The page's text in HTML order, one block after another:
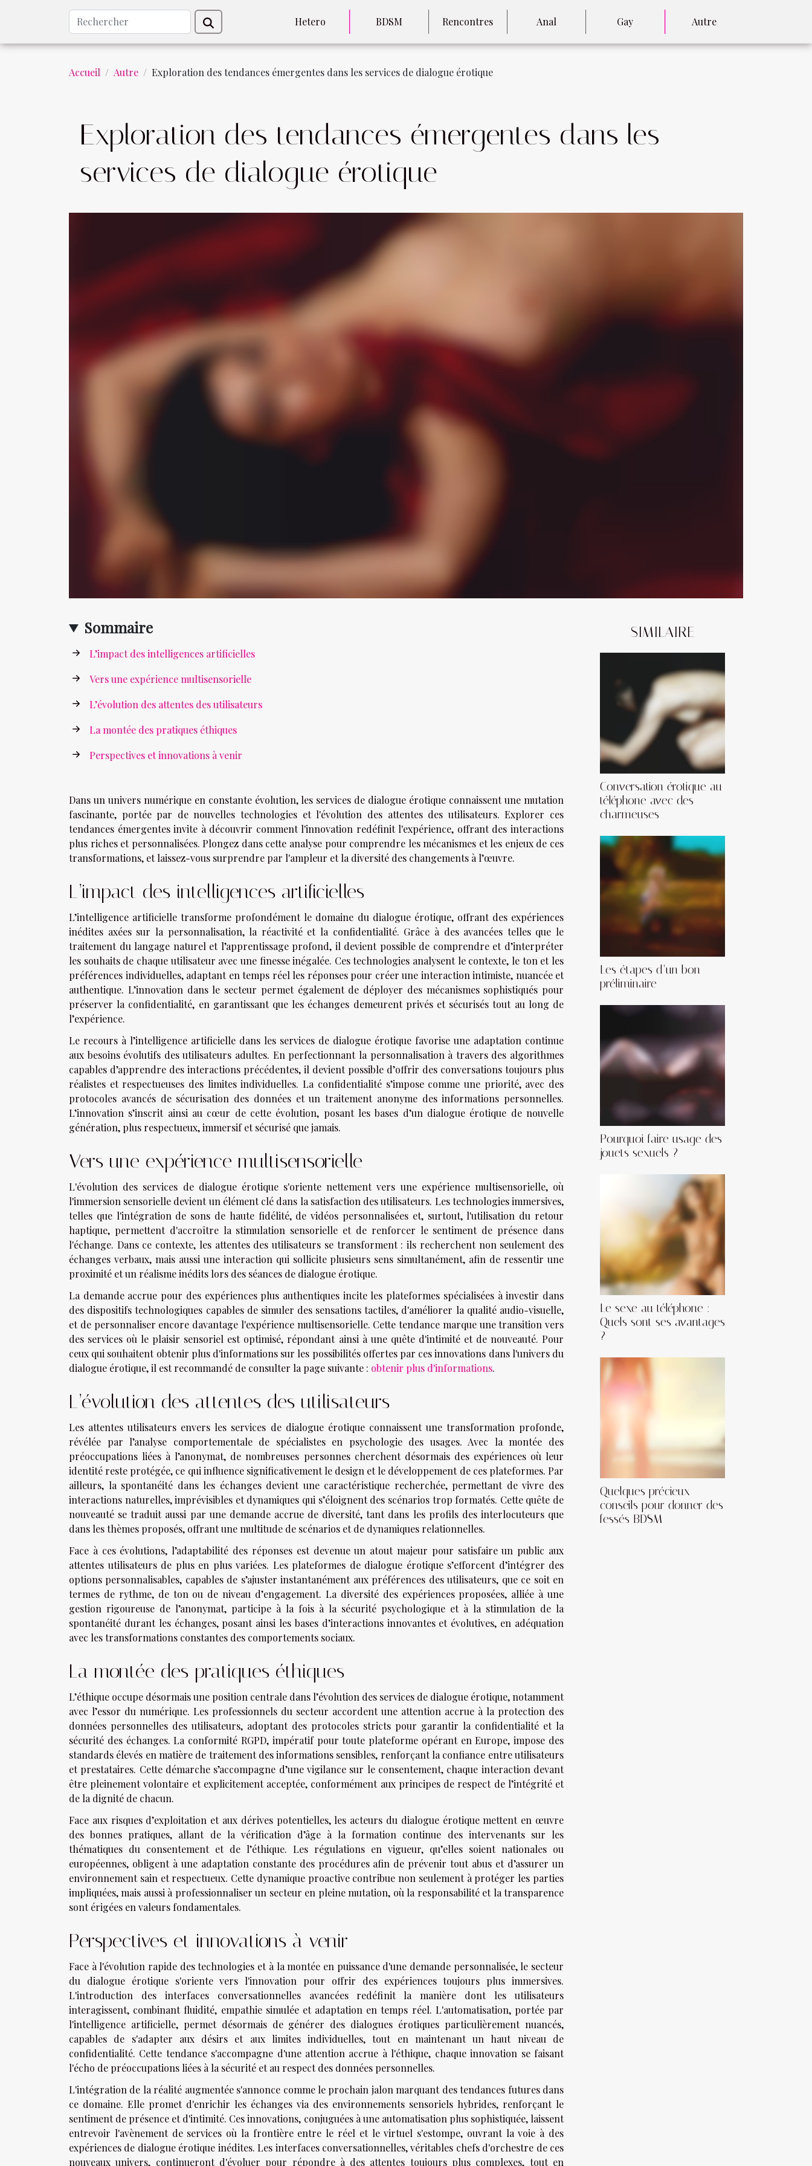
Hetero BDSM Rencontres Anal Gay Autre
Accueil Autre Exploration des tendances émergentes dans les services de dialogue érotique
Exploration des tendances émergentes dans les
services de dialogue érotique
Sommaire
L’impact des intelligences artificielles
Vers une expérience multisensorielle
L’évolution des attentes des utilisateurs
La montée des pratiques éthiques
Perspectives et innovations à venir
Dans un univers numérique en constante évolution, les services de dialogue érotique connaissent une mutation
fascinante, portée par de nouvelles technologies et l'évolution des attentes des utilisateurs. Explorer ces
tendances émergentes invite à découvrir comment l'innovation redéfinit l'expérience, offrant des interactions
plus riches et personnalisées. Plongez dans cette analyse pour comprendre les mécanismes et les enjeux de ces
transformations, et laissez-vous surprendre par l'ampleur et la diversité des changements à l’œuvre.
L’impact des intelligences artificielles
L’intelligence artificielle transforme profondément le domaine du dialogue érotique, offrant des expériences
inédites axées sur la personnalisation, la réactivité et la confidentialité. Grâce à des avancées telles que le
traitement du langage naturel et l’apprentissage profond, il devient possible de comprendre et d’interpréter
les souhaits de chaque utilisateur avec une finesse inégalée. Ces technologies analysent le contexte, le ton et les
préférences individuelles, adaptant en temps réel les réponses pour créer une interaction intimiste, nuancée et
authentique. L’innovation dans le secteur permet également de déployer des mécanismes sophistiqués pour
préserver la confidentialité, en garantissant que les échanges demeurent privés et sécurisés tout au long de
l’expérience.
Le recours à l’intelligence artificielle dans les services de dialogue érotique favorise une adaptation continue
aux besoins évolutifs des utilisateurs adultes. En perfectionnant la personnalisation à travers des algorithmes
capables d’apprendre des interactions précédentes, il devient possible d’offrir des conversations toujours plus
réalistes et respectueuses des limites individuelles. La confidentialité s’impose comme une priorité, avec des
protocoles avancés de sécurisation des données et un traitement anonyme des informations personnelles.
L’innovation s’inscrit ainsi au cœur de cette évolution, posant les bases d’un dialogue érotique de nouvelle
génération, plus respectueux, immersif et sécurisé que jamais.
Vers une expérience multisensorielle
L'évolution des services de dialogue érotique s'oriente nettement vers une expérience multisensorielle, où
l'immersion sensorielle devient un élément clé dans la satisfaction des utilisateurs. Les technologies immersives,
telles que l'intégration de sons de haute fidélité, de vidéos personnalisées et, surtout, l'utilisation du retour
haptique, permettent d'accroître la stimulation sensorielle et de renforcer le sentiment de présence dans
l'échange. Dans ce contexte, les attentes des utilisateurs se transforment : ils recherchent non seulement des
échanges verbaux, mais aussi une interaction qui sollicite plusieurs sens simultanément, afin de ressentir une
proximité et un réalisme inédits lors des séances de dialogue érotique.
La demande accrue pour des expériences plus authentiques incite les plateformes spécialisées à investir dans
des dispositifs technologiques capables de simuler des sensations tactiles, d'améliorer la qualité audio-visuelle,
et de personnaliser encore davantage l'expérience multisensorielle. Cette tendance marque une transition vers
des services où le plaisir sensoriel est optimisé, répondant ainsi à une quête d'intimité et de nouveauté. Pour
ceux qui souhaitent obtenir plus d'informations sur les possibilités offertes par ces innovations dans l'univers du
dialogue érotique, il est recommandé de consulter la page suivante : obtenir plus d'informations.
L’évolution des attentes des utilisateurs
Les attentes utilisateurs envers les services de dialogue érotique connaissent une transformation profonde,
révélée par l’analyse comportementale de spécialistes en psychologie des usages. Avec la montée des
préoccupations liées à l’anonymat, de nombreuses personnes cherchent désormais des expériences où leur
identité reste protégée, ce qui influence significativement le design et le développement de ces plateformes. Par
ailleurs, la spontanéité dans les échanges devient une caractéristique recherchée, permettant de vivre des
interactions naturelles, imprévisibles et dynamiques qui s’éloignent des scénarios trop formatés. Cette quête de
nouveauté se traduit aussi par une demande accrue de diversité, tant dans les profils des interlocuteurs que
dans les thèmes proposés, offrant une multitude de scénarios et de dynamiques relationnelles.
Face à ces évolutions, l’adaptabilité des réponses est devenue un atout majeur pour satisfaire un public aux
attentes utilisateurs de plus en plus variées. Les plateformes de dialogue érotique s’efforcent d’intégrer des
options personnalisables, capables de s’ajuster instantanément aux préférences des utilisateurs, que ce soit en
termes de rythme, de ton ou de niveau d’engagement. La diversité des expériences proposées, alliée à une
gestion rigoureuse de l’anonymat, participe à la fois à la sécurité psychologique et à la stimulation de la
spontanéité durant les échanges, posant ainsi les bases d’interactions innovantes et évolutives, en adéquation
avec les transformations constantes des comportements sociaux.
La montée des pratiques éthiques
L’éthique occupe désormais une position centrale dans l’évolution des services de dialogue érotique, notamment
avec l’essor du numérique. Les professionnels du secteur accordent une attention accrue à la protection des
données personnelles des utilisateurs, adoptant des protocoles stricts pour garantir la confidentialité et la
sécurité des échanges. La conformité RGPD, impératif pour toute plateforme opérant en Europe, impose des
standards élevés en matière de traitement des informations sensibles, renforçant la confiance entre utilisateurs
et prestataires. Cette démarche s’accompagne d’une vigilance sur le consentement, chaque interaction devant
être pleinement volontaire et explicitement acceptée, conformément aux principes de respect de l’intégrité et
de la dignité de chacun.
Face aux risques d’exploitation et aux dérives potentielles, les acteurs du dialogue érotique mettent en œuvre
des bonnes pratiques, allant de la vérification d’âge à la formation continue des intervenants sur les
thématiques du consentement et de l’éthique. Les régulations en vigueur, qu’elles soient nationales ou
européennes, obligent à une adaptation constante des procédures afin de prévenir tout abus et d’assurer un
environnement sain et respectueux. Cette dynamique proactive contribue non seulement à protéger les parties
impliquées, mais aussi à professionnaliser un secteur en pleine mutation, où la responsabilité et la transparence
sont érigées en valeurs fondamentales.
Perspectives et innovations à venir
Face à l'évolution rapide des technologies et à la montée en puissance d'une demande personnalisée, le secteur
du dialogue érotique s'oriente vers l'innovation pour offrir des expériences toujours plus immersives.
L'introduction des interfaces conversationnelles avancées redéfinit la manière dont les utilisateurs
interagissent, combinant fluidité, empathie simulée et adaptation en temps réel. L'automatisation, portée par
l'intelligence artificielle, permet désormais de générer des dialogues érotiques particulièrement nuancés,
capables de s'adapter aux désirs et aux limites individuelles, tout en maintenant un haut niveau de
confidentialité. Cette tendance s'accompagne d'une attention accrue à l'éthique, chaque innovation se faisant
l'écho de préoccupations liées à la sécurité et au respect des données personnelles.
L'intégration de la réalité augmentée s'annonce comme le prochain jalon marquant des tendances futures dans
ce domaine. Elle promet d'enrichir les échanges via des environnements sensoriels hybrides, renforçant le
sentiment de présence et d'intimité. Ces innovations, conjuguées à une automatisation plus sophistiquée, laissent
entrevoir l'avènement de services où la frontière entre le réel et le virtuel s'estompe, ouvrant la voie à des
expériences de dialogue érotique inédites. Les interfaces conversationnelles, véritables chefs d'orchestre de ces
nouveaux univers, continueront d'évoluer pour répondre à des attentes toujours plus complexes, tout en
SIMILAIRE
Conversation érotique au
téléphone avec des
charmeuses
Les étapes d’un bon
préliminaire
Pourquoi faire usage des
jouets sexuels ?
Le sexe au téléphone :
Quels sont ses avantages
?
Quelques précieux
conseils pour donner des
fessés BDSM